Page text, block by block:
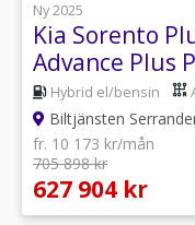
Ny 2025
Kia Sorento
Advance Plus
Hybrid el/bensin
Biltjänsten
fr. 10 173 kr/mån
705 898 kr
627 904 kr